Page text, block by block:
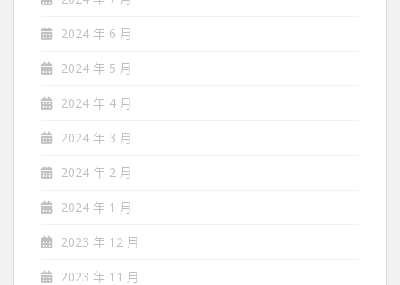
2024 年 6 月
2024 年 5 月
2024 年 4 月
2024 年 3 月
2024 年 2 月
2024 年 1 月
2023 年 12 月
2023 年 11 月